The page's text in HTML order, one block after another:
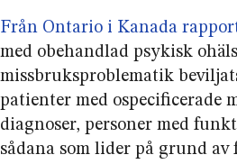
Från Ontario i Kanada
med obehandlad psykisk
missbruksproblematik
patienter med ospecifi­cerade
diagnoser, personer med
sådana som lider på grund av